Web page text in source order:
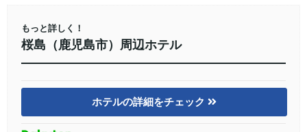
もっと詳しく！
桜島（鹿児島市）周辺ホテル
ホテルの詳細をチェック